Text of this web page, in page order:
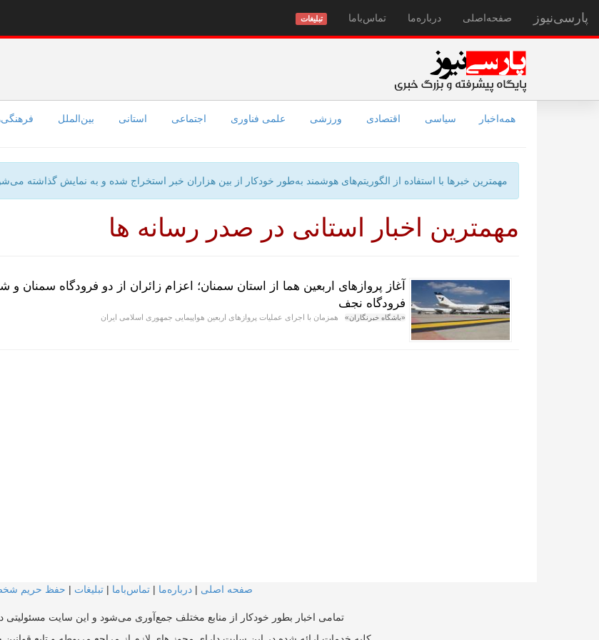
پارسی‌نیوز صفحه‌اصلی درباره‌ما تماس‌با‌ما تبلیغات
همه‌اخبار سیاسی اقتصادی ورزشی علمی فناوری اجتماعی استانی بین‌الملل
مهمترین خبرها با استفاده از الگوریتم‌های هوشمند به‌طور خودکار از بین هزاران خبر استخراج شده و به نمایش گذاشته
مهمترین اخبار استانی در صدر رسانه ها
آغاز پروازهای اربعین هما از استان سمنان؛ اعزام زائران از دو فرودگاه سمنان و
فرودگاه نجف
«باشگاه خبرنگاران» همزمان با اجرای عملیات پروازهای اربعین هواپیمایی جمهوری اسلامی ایران
صفحه اصلی | درباره‌ما | تماس‌با‌ما | تبلیغات | حفظ حریم
تمامی اخبار بطور خودکار از منابع مختلف جمع‌آوری می‌شود و این سایت مسئولیتی